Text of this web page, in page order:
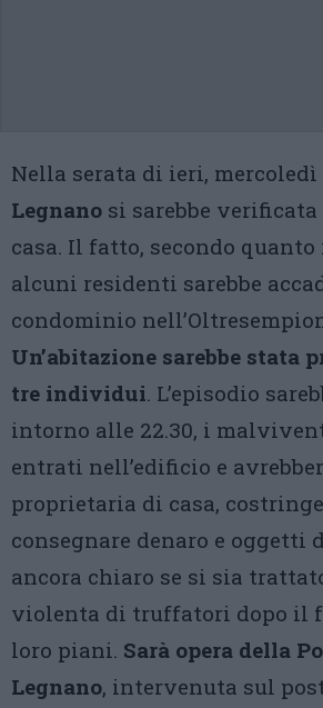
Nella serata di ieri, mercoledì
Legnano si sarebbe
casa. Il fatto, secondo
alcuni residenti sarebbe
condominio
Un’abitazione sarebbe stata
tre individui. L’episodio
intorno alle 22.30, i
entrati nell’edificio e
proprietaria di casa,
consegnare denaro e oggetti
ancora chiaro se si sia
violenta di truffatori dopo il
loro piani. Sarà opera della
Legnano, intervenuta sul